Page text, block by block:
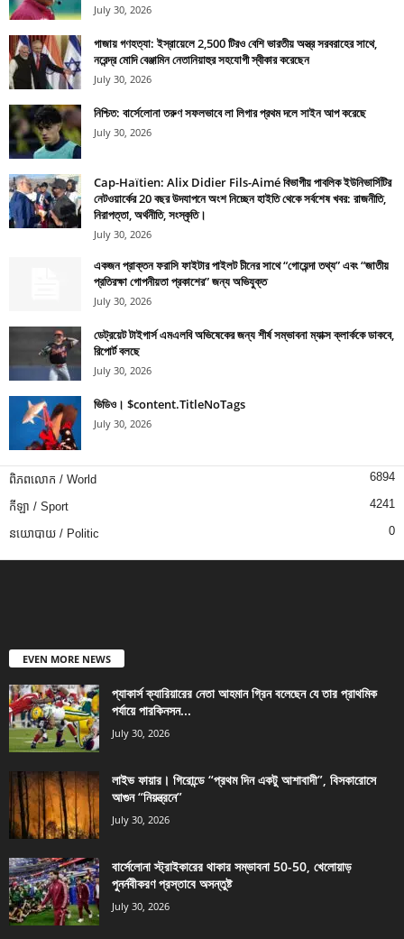
July 30, 2026
গাজায় গণহত্যা: ইস্রায়েলে 2,500 টিরও বেশি ভারতীয় অস্ত্র সরবরাহের সাথে,
নরেন্দ্র মোদি বেঞ্জামিন নেতানিয়াহুর সহযোগী স্বীকার করেছেন
July 30, 2026
নিশ্চিত: বার্সেলোনা তরুণ সফলভাবে লা লিগার প্রথম দলে সাইন আপ করেছে
July 30, 2026
Cap-Haïtien: Alix Didier Fils-Aimé বিভাগীয় পাবলিক ইউনিভার্সিটির
নেটওয়ার্কের 20 বছর উদযাপনে অংশ নিচ্ছেন হাইতি থেকে সর্বশেষ খবর: রাজনীতি,
নিরাপত্তা, অর্থনীতি, সংস্কৃতি।
July 30, 2026
একজন প্রাক্তন ফরাসি ফাইটার পাইলট চীনের সাথে “গোয়েন্দা তথ্য” এবং “জাতীয়
প্রতিরক্ষা গোপনীয়তা প্রকাশের” জন্য অভিযুক্ত
July 30, 2026
ডেট্রয়েট টাইগার্স এমএলবি অভিষেকের জন্য শীর্ষ সম্ভাবনা ম্যাক্স ক্লার্ককে ডাকবে,
রিপোর্ট বলছে
July 30, 2026
ভিডিও। $content.TitleNoTags
July 30, 2026
ពិភពលោក / World 6894
កីឡា / Sport 4241
នយោបាយ / Politic 0
EVEN MORE NEWS
প্যাকার্স ক্যারিয়ারের নেতা আহমান গ্রিন বলেছেন যে তার প্রাথমিক
পর্যায়ে পারকিনসন...
July 30, 2026
লাইভ ফায়ার। গিরোন্ডে “প্রথম দিন একটু আশাবাদী”, বিসকারোসে
আগুন “নিয়ন্ত্রনে”
July 30, 2026
বার্সেলোনা স্ট্রাইকারের থাকার সম্ভাবনা 50-50, খেলোয়াড়
পুনর্নবীকরণ প্রস্তাবে অসন্তুষ্ট
July 30, 2026